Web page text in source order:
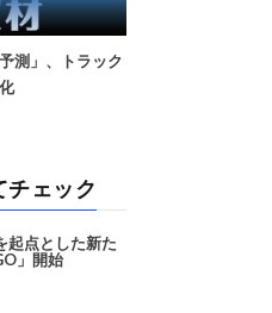
測」、トラック
チェック
点とした新た
」開始